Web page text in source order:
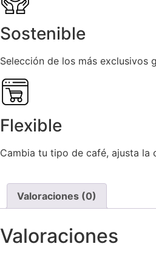
Sostenible
Selección de los más exclusivos
Flexible
Cambia tu tipo de café, ajusta la
Valoraciones (0)
Valoraciones